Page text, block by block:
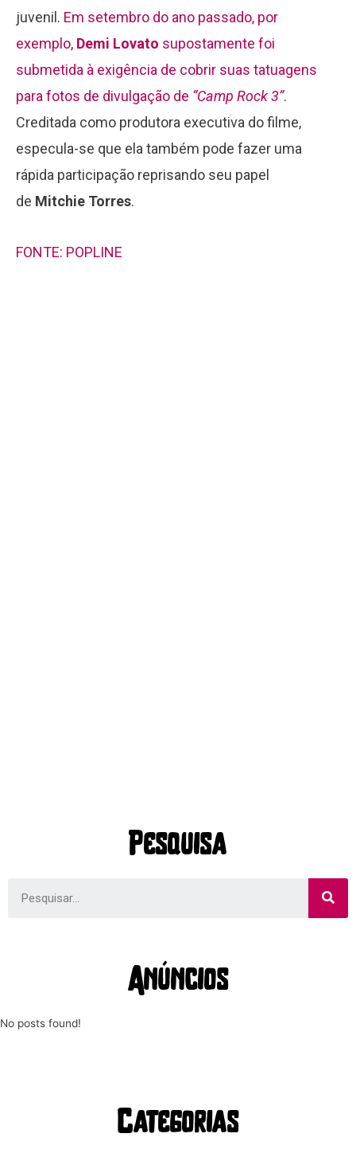
juvenil. Em setembro do ano passado, por
exemplo, Demi Lovato supostamente foi
submetida à exigência de cobrir suas tatuagens
para fotos de divulgação de “Camp Rock 3”.
Creditada como produtora executiva do filme,
especula-se que ela também pode fazer uma
rápida participação reprisando seu papel
de Mitchie Torres.
FONTE: POPLINE
Pesquisa
Anúncios
No posts found!
Categorias